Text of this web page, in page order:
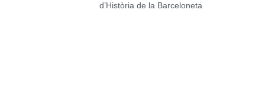
d’Història de la Barceloneta